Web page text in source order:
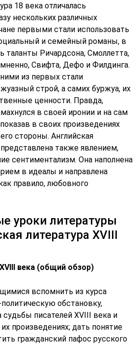
18 века отличалась
нескольких различных
первыми стали использовать
и семейный романы, в
таланты Ричардсона, Смоллетта,
Свифта, Дефо и Филдинга.
из первых стали
строй, а самих буржуа, их
ценности. Правда,
в своей иронии и на сам
в своих произведениях
стороны. Английская
также явлением,
сентиментализм. Она наполнена
в идеалы и направлена
правило, любовного
уроки литературы
литература XVIII
века (общий обзор)
вспомнить из курса
обстановку,
судьбы писателей XVIII века и
произведениях; дать понятие
гражданский пафос русского